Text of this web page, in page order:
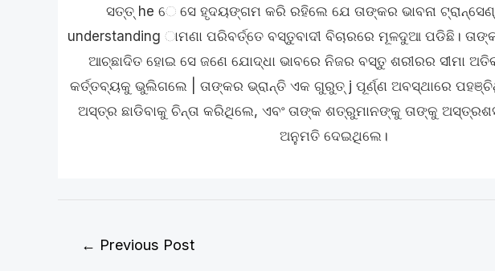
ସତ୍ତ୍ he େ ସେ ହୃଦୟଙ୍ଗମ କରି ରହିଲେ ଯେ ତାଙ୍କର ଭାବନା
understanding ାମଣା ପରିବର୍ତ୍ତେ ବସ୍ତୁବାଦୀ ବିଚାରରେ ମୂଳଦୁଆ ପଡିଛି।
ଆଚ୍ଛାଦିତ ହୋଇ ସେ ଜଣେ ଯୋଦ୍ଧା ଭାବରେ ନିଜର ବସ୍ତୁ ଶରୀରର ସୀମା
କର୍ତ୍ତବ୍ୟକୁ ଭୁଲିଗଲେ | ତାଙ୍କର ଭ୍ରାନ୍ତି ଏକ ଗୁରୁତ୍ j ପୂର୍ଣ୍ଣ ଅବସ୍ଥାରେ
ଅସ୍ତ୍ର ଛାଡିବାକୁ ଚିନ୍ତା କରିଥିଲେ, ଏବଂ ତାଙ୍କ ଶତ୍ରୁମାନଙ୍କୁ ତାଙ୍କୁ
ଅନୁମତି ଦେଇଥିଲେ।
← Previous Post